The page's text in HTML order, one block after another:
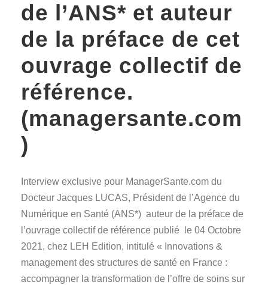
de l’ANS* et auteur
de la préface de cet
ouvrage collectif de
référence.
(managersante.com
)
Interview exclusive pour ManagerSante.com du
Docteur Jacques LUCAS, Président de l’Agence du
Numérique en Santé (ANS*) auteur de la préface de
l’ouvrage collectif de référence publié le 04 Octobre
2021, chez LEH Edition, intitulé « Innovations &
management des structures de santé en France :
accompagner la transformation de l’offre de soins sur